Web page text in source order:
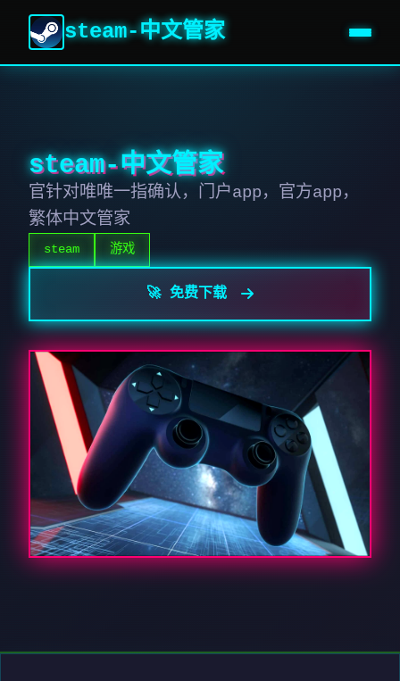
steam-中文管家
steam-中文管家
官针对唯唯一指确认，门户app，官方app，
繁体中文管家
steam 游戏
🚀 免费下载